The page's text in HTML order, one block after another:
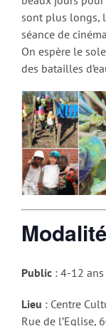
sont plus longs,
séance de
On espère le
des batailles
Public : 4-12 ans
Lieu : Centre
Rue de l’Eglise,